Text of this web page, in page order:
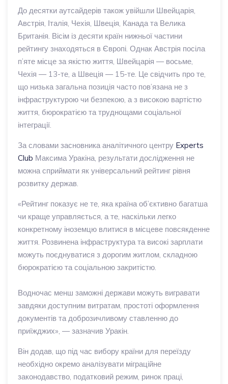
До десятки аутсайдерів також увійшли Швейцарія,
Австрія, Італія, Чехія, Швеція, Канада та Велика
Британія. Вісім із десяти країн нижньої частини
рейтингу знаходяться в Європі. Однак Австрія посіла
п’яте місце за якістю життя, Швейцарія — восьме,
Чехія — 13-те, а Швеція — 15-те. Це свідчить про те,
що низька загальна позиція часто пов’язана не з
інфраструктурою чи безпекою, а з високою вартістю
життя, бюрократією та труднощами соціальної
інтеграції.
За словами засновника аналітичного центру Experts
Club Максима Уракіна, результати дослідження не
можна сприймати як універсальний рейтинг рівня
розвитку держав.
«Рейтинг показує не те, яка країна об’єктивно багатша
чи краще управляється, а те, наскільки легко
конкретному іноземцю влитися в місцеве повсякденне
життя. Розвинена інфраструктура та високі зарплати
можуть поєднуватися з дорогим житлом, складною
бюрократією та соціальною закритістю.
Водночас менш заможні держави можуть вигравати
завдяки доступним витратам, простоті оформлення
документів та доброзичливому ставленню до
приїжджих», — зазначив Уракін.
Він додав, що під час вибору країни для переїзду
необхідно окремо аналізувати міграційне
законодавство, податковий режим, ринок праці,